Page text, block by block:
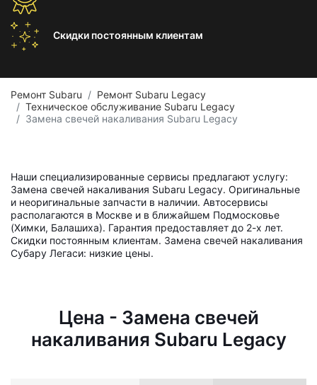
Скидки постоянным клиентам
Ремонт Subaru
Ремонт Subaru Legacy
Техническое обслуживание Subaru Legacy
Замена свечей накаливания Subaru Legacy
Наши специализированные сервисы предлагают услугу:
Замена свечей накаливания Subaru Legacy. Оригинальные
и неоригинальные запчасти в наличии. Автосервисы
располагаются в Москве и в ближайшем Подмосковье
(Химки, Балашиха). Гарантия предоставляет до 2-х лет.
Скидки постоянным клиентам. Замена свечей накаливания
Субару Легаси: низкие цены.
Цена - Замена свечей
накаливания Subaru Legacy